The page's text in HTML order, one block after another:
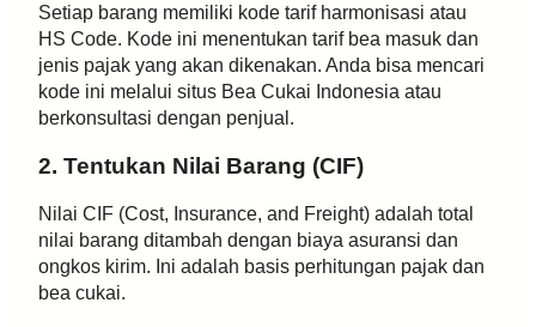
Setiap barang memiliki kode tarif harmonisasi atau
HS Code. Kode ini menentukan tarif bea masuk dan
jenis pajak yang akan dikenakan. Anda bisa mencari
kode ini melalui situs Bea Cukai Indonesia atau
berkonsultasi dengan penjual.
2. Tentukan Nilai Barang (CIF)
Nilai CIF (Cost, Insurance, and Freight) adalah total
nilai barang ditambah dengan biaya asuransi dan
ongkos kirim. Ini adalah basis perhitungan pajak dan
bea cukai.